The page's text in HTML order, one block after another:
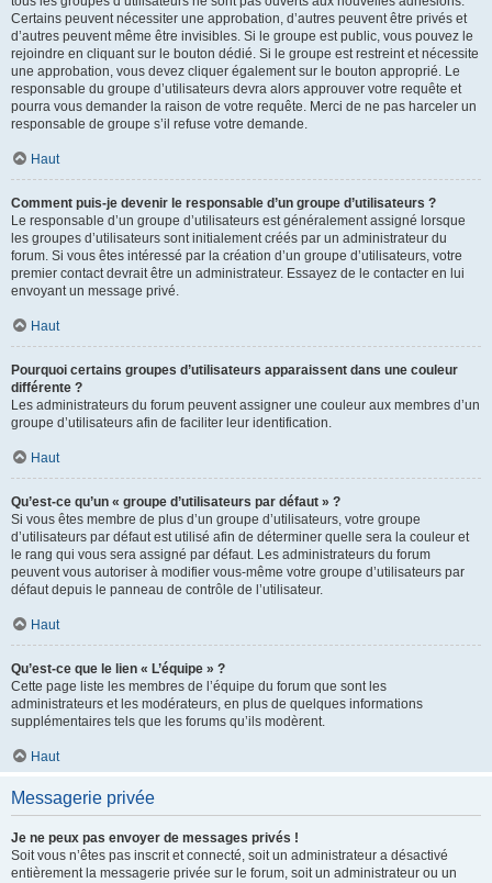
Certains peuvent nécessiter une approbation, d’autres peuvent être privés et
d’autres peuvent même être invisibles. Si le groupe est public, vous pouvez le
rejoindre en cliquant sur le bouton dédié. Si le groupe est restreint et nécessite
une approbation, vous devez cliquer également sur le bouton approprié. Le
responsable du groupe d’utilisateurs devra alors approuver votre requête et
pourra vous demander la raison de votre requête. Merci de ne pas harceler un
responsable de groupe s’il refuse votre demande.
Haut
Comment puis-je devenir le responsable d’un groupe d’utilisateurs ?
Le responsable d’un groupe d’utilisateurs est généralement assigné lorsque
les groupes d’utilisateurs sont initialement créés par un administrateur du
forum. Si vous êtes intéressé par la création d’un groupe d’utilisateurs, votre
premier contact devrait être un administrateur. Essayez de le contacter en lui
envoyant un message privé.
Haut
Pourquoi certains groupes d’utilisateurs apparaissent dans une couleur
différente ?
Les administrateurs du forum peuvent assigner une couleur aux membres d’un
groupe d’utilisateurs afin de faciliter leur identification.
Haut
Qu’est-ce qu’un « groupe d’utilisateurs par défaut » ?
Si vous êtes membre de plus d’un groupe d’utilisateurs, votre groupe
d’utilisateurs par défaut est utilisé afin de déterminer quelle sera la couleur et
le rang qui vous sera assigné par défaut. Les administrateurs du forum
peuvent vous autoriser à modifier vous-même votre groupe d’utilisateurs par
défaut depuis le panneau de contrôle de l’utilisateur.
Haut
Qu’est-ce que le lien « L’équipe » ?
Cette page liste les membres de l’équipe du forum que sont les
administrateurs et les modérateurs, en plus de quelques informations
supplémentaires tels que les forums qu’ils modèrent.
Haut
Messagerie privée
Je ne peux pas envoyer de messages privés !
Soit vous n’êtes pas inscrit et connecté, soit un administrateur a désactivé
entièrement la messagerie privée sur le forum, soit un administrateur ou un